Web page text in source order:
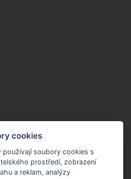
PÁTEK, 10-16
cookies
soubory cookies s
prostředí, zobrazení
a reklam, analýzy